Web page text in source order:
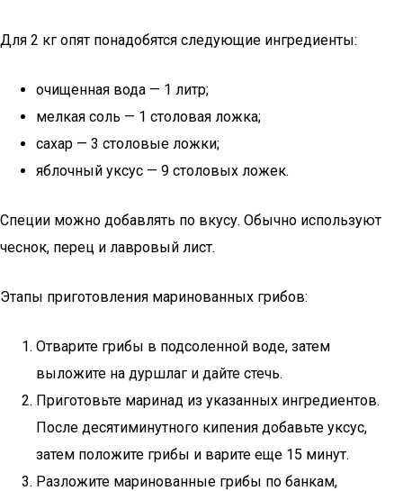
Для 2 кг опят понадобятся следующие ингредиенты:
очищенная вода — 1 литр;
мелкая соль — 1 столовая ложка;
сахар — 3 столовые ложки;
яблочный уксус — 9 столовых ложек.
Специи можно добавлять по вкусу. Обычно используют
чеснок, перец и лавровый лист.
Этапы приготовления маринованных грибов:
Отварите грибы в подсоленной воде, затем
выложите на дуршлаг и дайте стечь.
Приготовьте маринад из указанных ингредиентов.
После десятиминутного кипения добавьте уксус,
затем положите грибы и варите еще 15 минут.
Разложите маринованные грибы по банкам,